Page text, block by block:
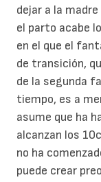
dejar a la
el parto acabe
en el que el
de transición,
de la segunda
tiempo, es a
asume que ha
alcanzan los
no ha
puede crear